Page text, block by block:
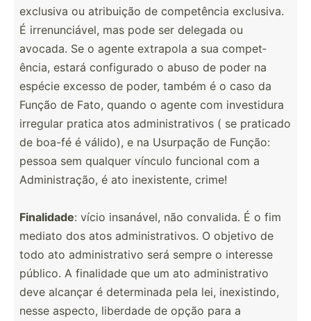
exclusiva ou atribuição de compet­ência exclusiva.
É irrenu­nci­ável, mas pode ser delegada ou
avocada. Se o agente extrapola a sua compet­
ência, estará config­urado o abuso de poder na
espécie excesso de poder, também é o caso da
Função de Fato, quando o agente com invest­idura
irregular pratica atos admini­str­ativos ( se praticado
de boa-fé é válido), e na Usurpação de Função:
pessoa sem qualquer vínculo funcional com a
Admini­str­ação, é ato inexis­tente, crime!
Finalidade: vício insanável, não convalida. É o fim
mediato dos atos admini­str­ativos. O objetivo de
todo ato admini­str­ativo será sempre o interesse
público. A finalidade que um ato admini­str­ativo
deve alcançar é determ­inada pela lei, inexis­tindo,
nesse aspecto, liberdade de opção para a